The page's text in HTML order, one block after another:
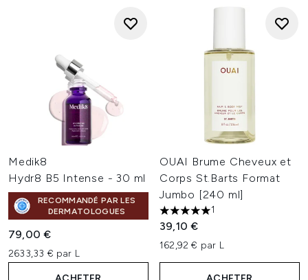
Medik8
Hydr8 B5 Intense - 30 ml
RECOMMANDÉ PAR LES
DERMATOLOGUES
79,00 €
2633,33 € par L
OUAI Brume Cheveux et
Corps St.Barts Format
Jumbo [240 ml]
5 étoiles sur un maximum de
1
39,10 €
162,92 € par L